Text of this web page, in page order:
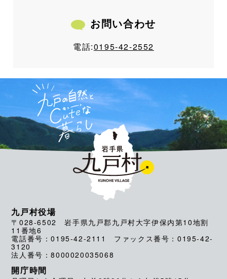
お問い合わせ
電話:0195-42-2552
九戸村役場
〒028-6502 岩手県九戸郡九戸村大字伊保内第10地割
11番地6
電話番号：0195-42-2111 ファックス番号：0195-42-
3120
法人番号：8000020035068
開庁時間